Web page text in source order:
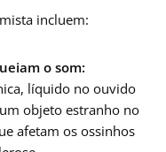
incluem:
o som:
líquido no ouvido
objeto estranho no
afetam os ossinhos